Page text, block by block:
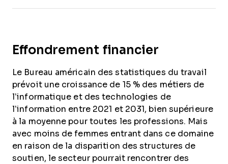
Effondrement financier
Le Bureau américain des statistiques du travail
prévoit une croissance de 15 % des métiers de
l’informatique et des technologies de
l’information entre 2021 et 2031, bien supérieure
à la moyenne pour toutes les professions. Mais
avec moins de femmes entrant dans ce domaine
en raison de la disparition des structures de
soutien, le secteur pourrait rencontrer des